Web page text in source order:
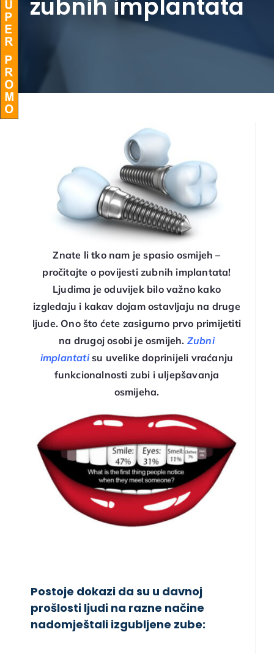
zubnih implantata
Znate li tko nam je spasio osmijeh –
pročitajte o povijesti zubnih implantata!
Ljudima je oduvijek bilo važno kako
izgledaju i kakav dojam ostavljaju na druge
ljude. Ono što ćete zasigurno prvo primijetiti
na drugoj osobi je osmijeh. Zubni
implantatisu uvelike doprinijeli vraćanju
funkcionalnosti zubi i uljepšavanja
osmijeha.
Postoje dokazi da su u davnoj
prošlosti ljudi na razne načine
nadomještali izgubljene zube: